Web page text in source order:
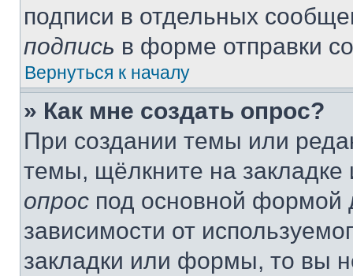
подписи в отдельных
подпись в форме отправки
Вернуться к началу
» Как мне создать опрос?
При создании темы или
темы, щёлкните на
опрос под основной формой
зависимости от
закладки или формы, то вы